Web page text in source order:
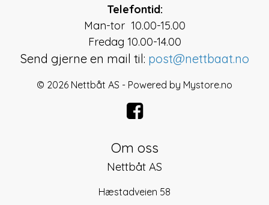
Telefontid:
Man-tor 10.00-15.00
Fredag 10.00-14.00
Send gjerne en mail til: post@nettbaat.no
© 2026 Nettbåt AS - Powered by Mystore.no
Om oss
Nettbåt AS
Hæstadveien 58